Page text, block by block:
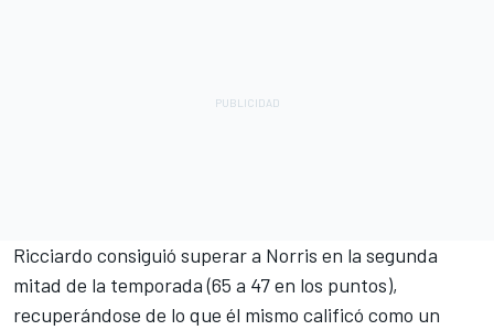
Ricciardo consiguió superar a Norris en la segunda
mitad de la temporada (65 a 47 en los puntos),
recuperándose de lo que él mismo calificó como un